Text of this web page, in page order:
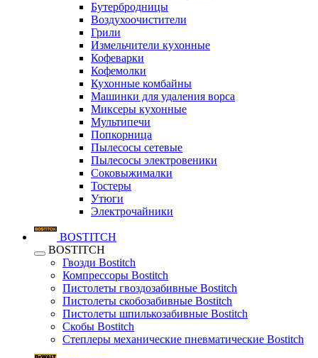
Бутербродницы
Воздухоочистители
Грили
Измельчители кухонные
Кофеварки
Кофемолки
Кухонные комбайны
Машинки для удаления ворса
Миксеры кухонные
Мультипечи
Попкорница
Пылесосы сетевые
Пылесосы электровеники
Соковыжималки
Тостеры
Утюги
Электрочайники
BOSTITCH
BOSTITCH
Гвозди Bostitch
Компрессоры Bostitch
Пистолеты гвоздозабивные Bostitch
Пистолеты скобозабивные Bostitch
Пистолеты шпилькозабивные Bostitch
Скобы Bostitch
Степлеры механические пневматические Bostitch